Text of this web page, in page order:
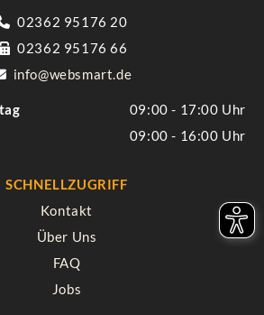
02362 95176 20
02362 95176 66
info@websmart.de
09:00 - 17:00
09:00 - 16:00
SCHNELLZUGRIFF
Kontakt
Über Uns
FAQ
Jobs